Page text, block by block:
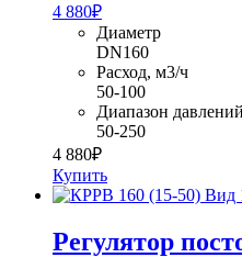
4 880₽
Диаметр
DN160
Расход, м3/ч
50-100
Диапазон
50-250
4 880₽
Купить
Регулятор